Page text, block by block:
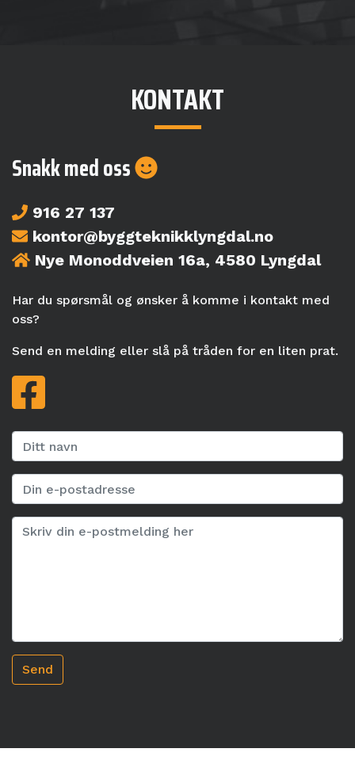
KONTAKT
Snakk med oss
916 27 137
kontor@byggteknikklyngdal.no
Nye Monoddveien 16a, 4580 Lyngdal
Har du spørsmål og ønsker å komme i kontakt med
oss?
Send en melding eller slå på tråden for en liten prat.
Ditt navn
Din e-postadresse
Meldingstekst